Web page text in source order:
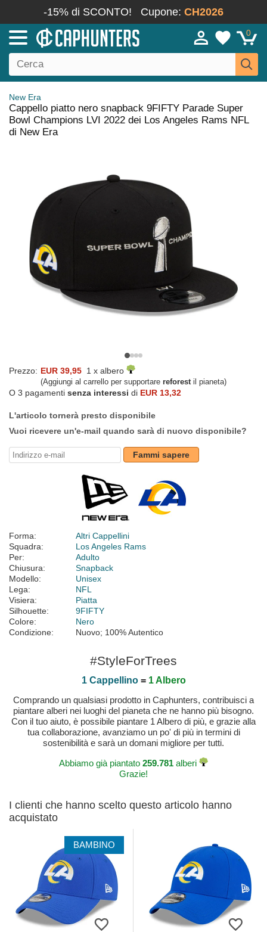
-15% di SCONTO! Cupone: CH2026
0
New Era
Cappello piatto nero snapback 9FIFTY Parade Super
Bowl Champions LVI 2022 dei Los Angeles Rams NFL
di New Era
Prezzo: EUR 39,95 1 x albero
(Aggiungi al carrello per supportare reforestil pianeta)
O 3 pagamenti senza interessi di EUR 13,32
L'articolo tornerà presto disponibile
Vuoi ricevere un'e-mail quando sarà di nuovo disponibile?
Fammi sapere
Forma:
Altri Cappellini
Squadra:
Los Angeles Rams
Per:
Adulto
Chiusura:
Snapback
Modello:
Unisex
Lega:
NFL
Visiera:
Piatta
Silhouette:
9FIFTY
Colore:
Nero
Condizione:
Nuovo; 100% Autentico
#StyleForTrees
1 Cappellino= 1 Albero
Comprando un qualsiasi prodotto in Caphunters, contribuisci a
piantare alberi nei luoghi del pianeta che ne hanno più bisogno.
Con il tuo aiuto, è possibile piantare 1 Albero di più, e grazie alla
tua collaborazione, avanziamo un po' di più in termini di
sostenibilità e sarà un domani migliore per tutti.
Abbiamo già piantato 259.781 alberi
Grazie!
I clienti che hanno scelto questo articolo hanno
acquistato
BAMBINO